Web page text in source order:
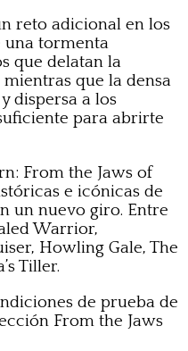
reto adicional en los
una tormenta
que delatan la
que la densa
dispersa a los
para abrirte
From the Jaws of
e icónicas de
un nuevo giro. Entre
Warrior,
Howling Gale, The
Tiller.
de prueba de
From the Jaws